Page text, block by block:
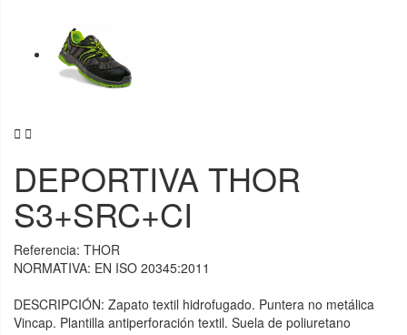
 
DEPORTIVA THOR
S3+SRC+CI
Referencia: THOR
NORMATIVA: EN ISO 20345:2011
DESCRIPCIÓN: Zapato textil hidrofugado. Puntera no metálica
Vincap. Plantilla antiperforación textil. Suela de poliuretano